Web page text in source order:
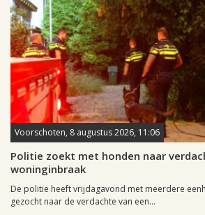
Voorschoten, 8 augustus 2026, 11:06
Politie zoekt met honden naar
woninginbraak
De politie heeft vrijdagavond met meerdere
gezocht naar de verdachte van een...